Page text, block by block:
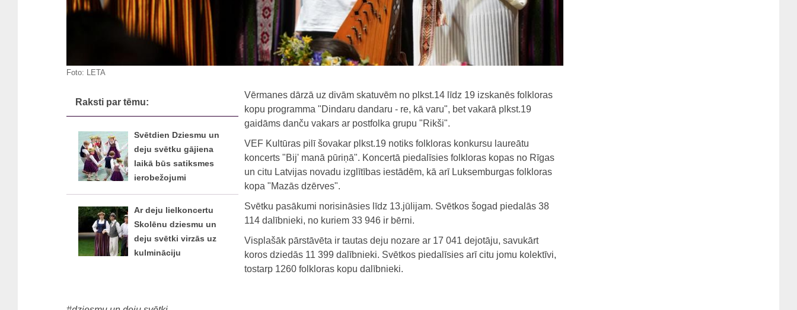
Foto: LETA
Raksti par tēmu:
Svētdien Dziesmu un
deju svētku gājiena
laikā būs satiksmes
ierobežojumi
Ar deju lielkoncertu
Skolēnu dziesmu un
deju svētki virzās uz
kulmināciju
Vērmanes dārzā uz divām skatuvēm no plkst.14 līdz 19 izskanēs folkloras
kopu programma "Dindaru dandaru - re, kā varu", bet vakarā plkst.19
gaidāms danču vakars ar postfolka grupu "Rikši".
VEF Kultūras pilī šovakar plkst.19 notiks folkloras konkursu laureātu
koncerts "Bij' manā pūriņā". Koncertā piedalīsies folkloras kopas no Rīgas
un citu Latvijas novadu izglītības iestādēm, kā arī Luksemburgas folkloras
kopa "Mazās dzērves".
Svētku pasākumi norisināsies līdz 13.jūlijam. Svētkos šogad piedalās 38
114 dalībnieki, no kuriem 33 946 ir bērni.
Visplašāk pārstāvēta ir tautas deju nozare ar 17 041 dejotāju, savukārt
koros dziedās 11 399 dalībnieki. Svētkos piedalīsies arī citu jomu kolektīvi,
tostarp 1260 folkloras kopu dalībnieki.